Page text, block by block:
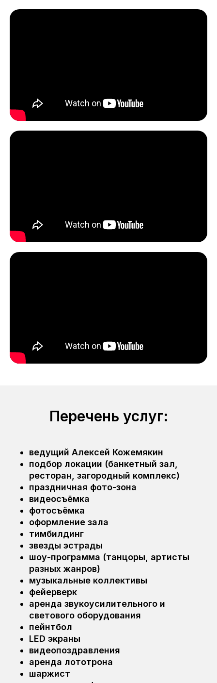
Перечень услуг:
ведущий Алексей Кожемякин
подбор локации (банкетный зал,
ресторан, загородный комплекс)
праздничная фото-зона
видеосъёмка
фотосъёмка
оформление зала
тимбилдинг
звезды эстрады
шоу-программа (танцоры, артисты
разных жанров)
музыкальные коллективы
фейерверк
аренда звукоусилительного и
светового оборудования
пейнтбол
LED экраны
видеопоздравления
аренда лототрона
шаржист